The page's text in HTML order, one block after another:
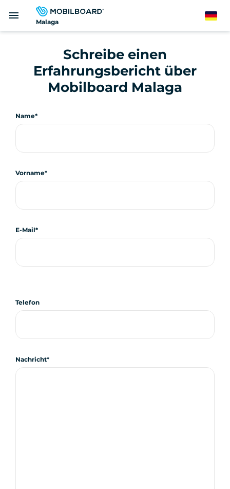
zum
Malaga
menu German
Schreibe einen
Erfahrungsbericht über
Mobilboard Malaga
Name
Vorname
E-Mail
Telefon
Nachricht